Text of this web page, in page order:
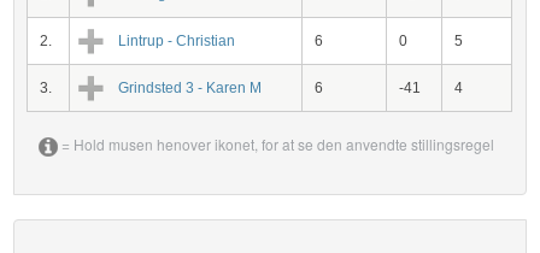
2. Lintrup - Christian 6 0 5
3. Grindsted 3 - Karen M 6 -41 4
= Hold musen henover ikonet, for at se den anvendte stillingsregel